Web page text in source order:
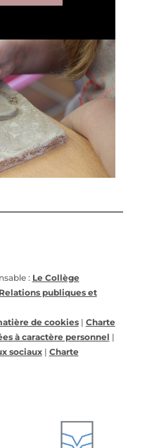
: Le Collège
publiques et
de cookies| Charte
à caractère personnel |
sociaux| Charte